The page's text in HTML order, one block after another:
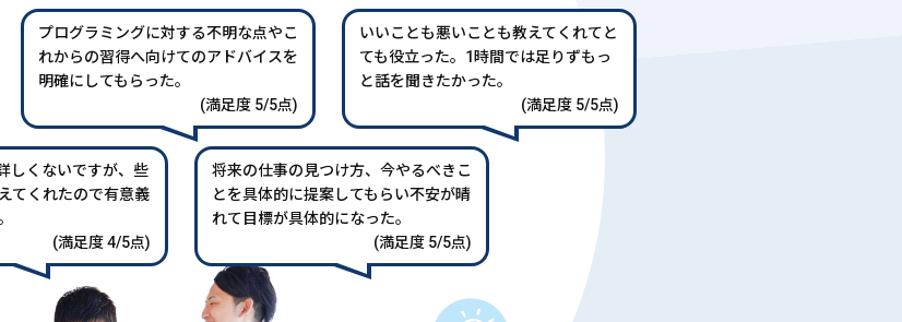
プログラミングに対する不明な点やこ
れからの習得へ向けてのアドバイスを
明確にしてもらった。
(満足度 5/5点)
いいことも悪いことも教えてくれてと
ても役立った。1時間では足りずもっ
と話を聞きたかった。
(満足度 5/5点)
しくないですが、些
てくれたので有意義
(満足度 4/5点)
将来の仕事の見つけ方、今やるべきこ
とを具体的に提案してもらい不安が晴
れて目標が具体的になった。
(満足度 5/5点)